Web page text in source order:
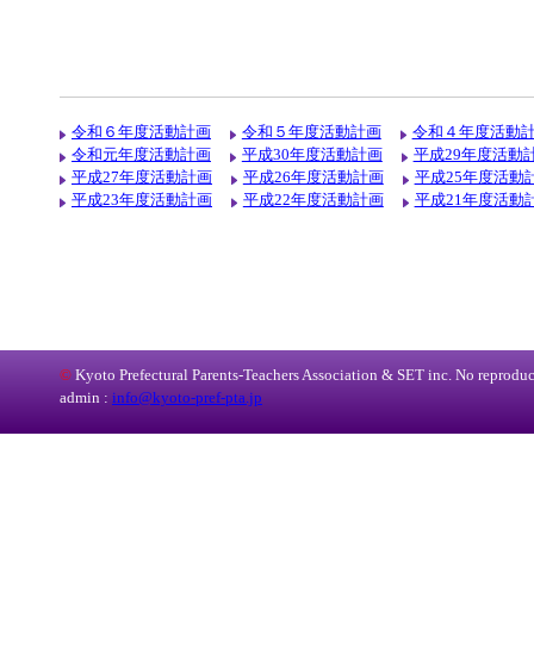
令和６年度活動計画 令和５年度活動計画
令和４年度活動
令和元年度活動計画
平成30年度活動計画
平成29年度活動
平成27年度活動計画
平成26年度活動計画
平成25年度活動
平成23年度活動計画
平成22年度活動計画 平成21年度活動
© Kyoto Prefectural Parents-Teachers Association & SET inc. No
admin : info@kyoto-pref-pta.jp